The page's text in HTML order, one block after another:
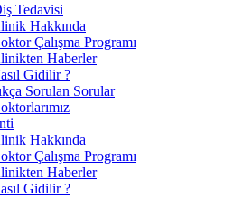
Tedavisi
Hakkında
Çalışma Programı
Haberler
Gidilir ?
Sorulan Sorular
Hakkında
Çalışma Programı
Haberler
Gidilir ?